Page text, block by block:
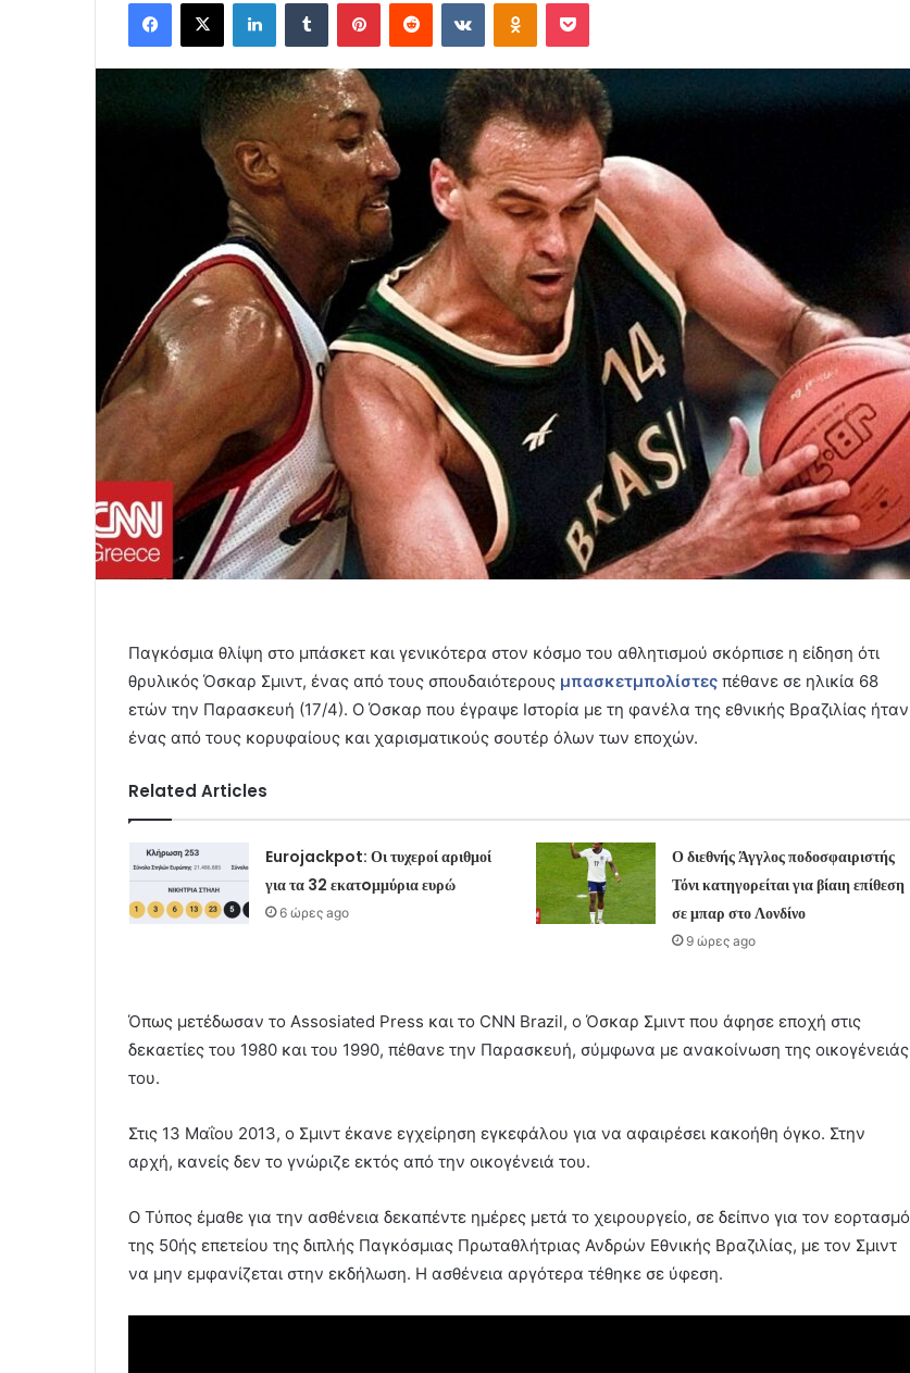
email
Παγκόσμια θλίψη στο μπάσκετ και γενικότερα στον κόσμο του αθλητισμού σκόρπισε η είδηση ότι
θρυλικός Όσκαρ Σμιντ, ένας από τους σπουδαιότερους μπασκετμπολίστες πέθανε σε ηλικία 68
ετών την Παρασκευή (17/4). Ο Όσκαρ που έγραψε Ιστορία με τη φανέλα της εθνικής Βραζιλίας ήταν
ένας από τους κορυφαίους και χαρισματικούς σουτέρ όλων των εποχών.
Related Articles
Eurojackpot: Οι τυχεροί αριθμοί
για τα 32 εκατoμμύρια ευρώ
6 ώρες ago
Ο διεθνής Άγγλος ποδοσφαιριστής
Τόνι κατηγορείται για βίαιη επίθεση
σε μπαρ στο Λονδίνο
9 ώρες ago
Όπως μετέδωσαν το Assosiated Press και το CNN Brazil, ο Όσκαρ Σμιντ που άφησε εποχή στις
δεκαετίες του 1980 και του 1990, πέθανε την Παρασκευή, σύμφωνα με ανακοίνωση της οικογένειάς
του.
Στις 13 Μαΐου 2013, ο Σμιντ έκανε εγχείρηση εγκεφάλου για να αφαιρέσει κακοήθη όγκο. Στην
αρχή, κανείς δεν το γνώριζε εκτός από την οικογένειά του.
Ο Τύπος έμαθε για την ασθένεια δεκαπέντε ημέρες μετά το χειρουργείο, σε δείπνο για τον εορτασμό
της 50ής επετείου της διπλής Παγκόσμιας Πρωταθλήτριας Ανδρών Εθνικής Βραζιλίας, με τον Σμιντ
να μην εμφανίζεται στην εκδήλωση. Η ασθένεια αργότερα τέθηκε σε ύφεση.